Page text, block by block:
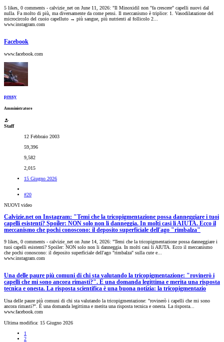
5 likes, 0 comments - calvizie_net on June 11, 2026: "Il Minoxidil non "fa crescere" capelli nuovi dal
nulla. Fa molto di più, ma diversamente da come pensi. Il meccanismo è triplice: 1. Vasodilatazione del
microcircolo del cuoio capelluto → più sangue, più nutrienti al follicolo 2...
www.instagram.com
Facebook
www.facebook.com
proxy
Amministratore
Staff
12 Febbraio 2003
59,396
9,582
2,015
15 Giugno 2026
#20
NUOVI video
Calvizie.net on Instagram: "Temi che la tricopigmentazione possa danneggiare i tuoi
capelli esistenti? Spoiler: NON solo non li danneggia. In molti casi li AIUTA. Ecco il
meccanismo che pochi conoscono: il deposito superficiale dell'ago "rimbalza"
9 likes, 0 comments - calvizie_net on June 14, 2026: "Temi che la tricopigmentazione possa danneggiare i
tuoi capelli esistenti? Spoiler: NON solo non li danneggia. In molti casi li AIUTA. Ecco il meccanismo
che pochi conoscono: il deposito superficiale dell'ago "rimbalza" sulla cute e...
www.instagram.com
Una delle paure più comuni di chi sta valutando la tricopigmentazione: "rovinerò i
capelli che mi sono ancora rimasti?". È una domanda legittima e merita una risposta
tecnica e onesta. La risposta scientifica è una buona notizia: la tricopigmentazio
Una delle paure più comuni di chi sta valutando la tricopigmentazione: "rovinerò i capelli che mi sono
ancora rimasti?". È una domanda legittima e merita una risposta tecnica e onesta. La risposta...
www.facebook.com
Ultima modifica: 15 Giugno 2026
1
2